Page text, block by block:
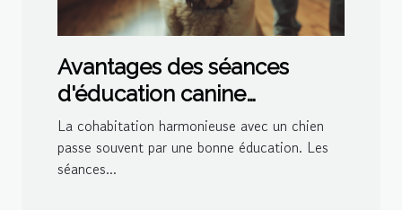
Avantages des séances
d'éducation canine
personnalisées à domicile
La cohabitation harmonieuse avec un chien
passe souvent par une bonne éducation. Les
séances...